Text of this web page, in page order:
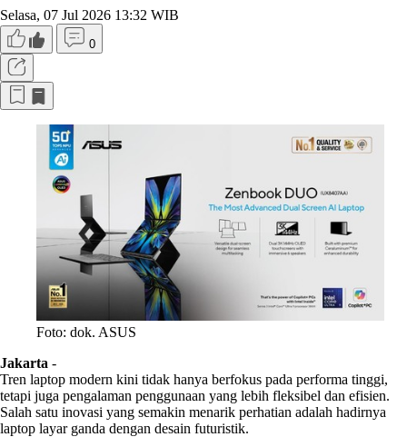
Selasa, 07 Jul 2026 13:32 WIB
0
Foto: dok. ASUS
Jakarta -
Tren laptop modern kini tidak hanya berfokus pada performa tinggi,
tetapi juga pengalaman penggunaan yang lebih fleksibel dan efisien.
Salah satu inovasi yang semakin menarik perhatian adalah hadirnya
laptop layar ganda dengan desain futuristik.